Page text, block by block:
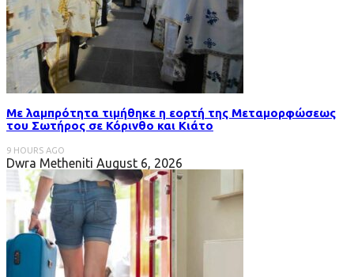
Με λαμπρότητα τιμήθηκε η εορτή της Μεταμορφώσεως
του Σωτήρος σε Κόρινθο και Κιάτο
9 HOURS AGO
Dwra Metheniti August 6, 2026